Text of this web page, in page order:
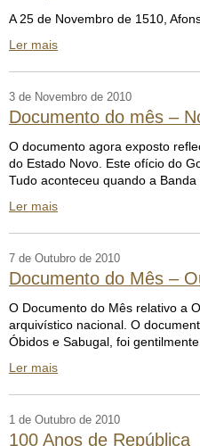
A 25 de Novembro de 1510,
Ler mais
3 de Novembro de 2010
Documento do mês –
O documento agora exposto
do Estado Novo. Este ofício do
Tudo aconteceu quando a
Ler mais
7 de Outubro de 2010
Documento do Mês –
O Documento do Mês relativo a
arquivístico nacional. O
Óbidos e Sabugal, foi
Ler mais
1 de Outubro de 2010
100 Anos de República